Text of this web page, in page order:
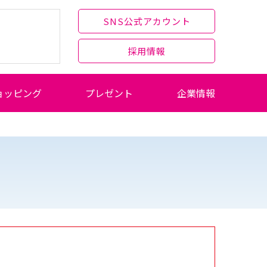
SNS公式アカウント
採用情報
ッピング プレゼント 企業情報